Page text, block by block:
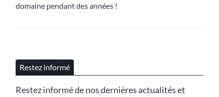
domaine pendant des années !
Restez informé
Restez informé de nos dernières actualités et